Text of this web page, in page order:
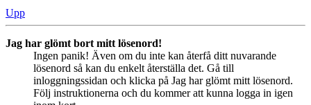
Upp
Jag har glömt bort mitt lösenord!
Ingen panik! Även om du inte kan återfå ditt nuvarande
lösenord så kan du enkelt återställa det. Gå till
inloggningssidan och klicka på Jag har glömt mitt lösenord.
Följ instruktionerna och du kommer att kunna logga in igen